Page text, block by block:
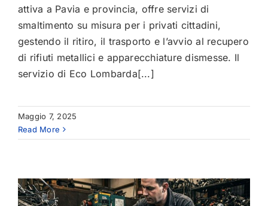
attiva a Pavia e provincia, offre servizi di
smaltimento su misura per i privati cittadini,
gestendo il ritiro, il trasporto e l’avvio al recupero
di rifiuti metallici e apparecchiature dismesse. Il
servizio di Eco Lombarda[...]
Maggio 7, 2025
Read More